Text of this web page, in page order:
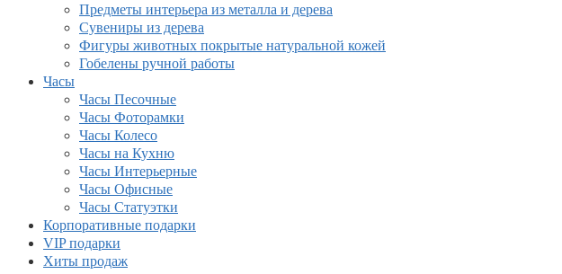
Предметы интерьера из металла и дерева
Сувениры из дерева
Фигуры животных покрытые натуральной кожей
Гобелены ручной работы
Часы
Часы Песочные
Часы Фоторамки
Часы Колесо
Часы на Кухню
Часы Интерьерные
Часы Офисные
Часы Статуэтки
Корпоративные подарки
VIP подарки
Хиты продаж